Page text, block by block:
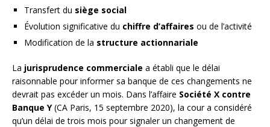
Transfert du siège social
Évolution significative du chiffre d’affaires ou de l’activité
Modification de la structure actionnariale
La jurisprudence commerciale a établi que le délai
raisonnable pour informer sa banque de ces changements ne
devrait pas excéder un mois. Dans l’affaire Société X contre
Banque Y(CA Paris, 15 septembre 2020), la cour a considéré
qu’un délai de trois mois pour signaler un changement de